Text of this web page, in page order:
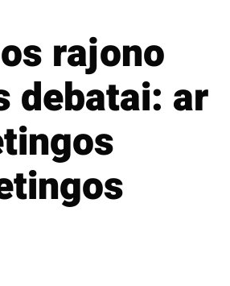
rajono
debatai: ar